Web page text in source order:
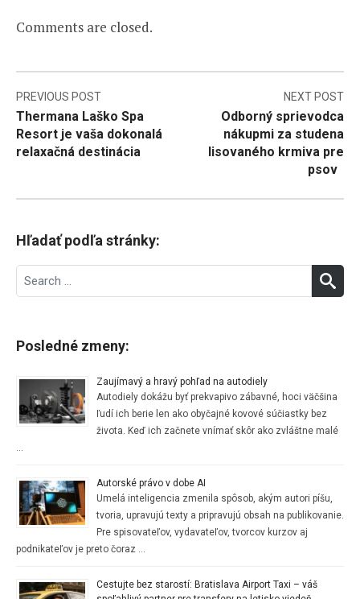
Comments are closed.
Navigácia
v
článku
PREVIOUS POST
Thermana Laško Spa
Resort je vaša dokonalá
relaxačná destinácia
NEXT POST
Odborný sprievodca
nákupmi za studena
lisovaného krmiva pre
psov
Hľadať podľa stránky:
Search
for:
Posledné zmeny:
Zaujímavý a hravý pohľad na autodiely
Autodiely dokážu byť prekvapivo zábavné, hoci väčšina
ľudí ich berie len ako obyčajné kovové súčiastky bez
života. Keď ich začnete vnímať skôr ako zvláštne malé
…
Autorské právo v dobe AI
Umelá inteligencia zmenila spôsob, akým autori píšu,
tvoria, upravujú texty a pripravujú obsah na publikovanie.
Pre spisovateľov, vydavateľov, tvorcov kurzov aj
podnikateľov je preto čoraz …
Cestujte bez starostí: Bratislava Airport Taxi – váš